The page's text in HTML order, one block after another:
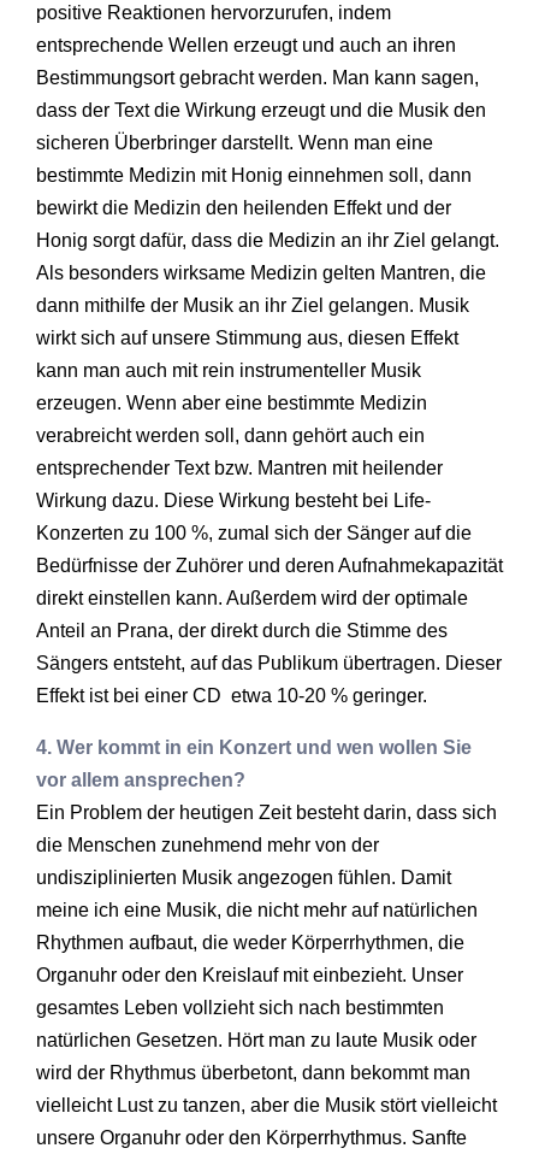
positive Reaktionen hervorzurufen, indem
entsprechende Wellen erzeugt und auch an ihren
Bestimmungsort gebracht werden. Man kann sagen,
dass der Text die Wirkung erzeugt und die Musik den
sicheren Überbringer darstellt. Wenn man eine
bestimmte Medizin mit Honig einnehmen soll, dann
bewirkt die Medizin den heilenden Effekt und der
Honig sorgt dafür, dass die Medizin an ihr Ziel gelangt.
Als besonders wirksame Medizin gelten Mantren, die
dann mithilfe der Musik an ihr Ziel gelangen. Musik
wirkt sich auf unsere Stimmung aus, diesen Effekt
kann man auch mit rein instrumenteller Musik
erzeugen. Wenn aber eine bestimmte Medizin
verabreicht werden soll, dann gehört auch ein
entsprechender Text bzw. Mantren mit heilender
Wirkung dazu. Diese Wirkung besteht bei Life-
Konzerten zu 100 %, zumal sich der Sänger auf die
Bedürfnisse der Zuhörer und deren Aufnahmekapazität
direkt einstellen kann. Außerdem wird der optimale
Anteil an Prana, der direkt durch die Stimme des
Sängers entsteht, auf das Publikum übertragen. Dieser
Effekt ist bei einer CD etwa 10-20 % geringer.
4. Wer kommt in ein Konzert und wen wollen Sie
vor allem ansprechen?
Ein Problem der heutigen Zeit besteht darin, dass sich
die Menschen zunehmend mehr von der
undisziplinierten Musik angezogen fühlen. Damit
meine ich eine Musik, die nicht mehr auf natürlichen
Rhythmen aufbaut, die weder Körperrhythmen, die
Organuhr oder den Kreislauf mit einbezieht. Unser
gesamtes Leben vollzieht sich nach bestimmten
natürlichen Gesetzen. Hört man zu laute Musik oder
wird der Rhythmus überbetont, dann bekommt man
vielleicht Lust zu tanzen, aber die Musik stört vielleicht
unsere Organuhr oder den Körperrhythmus. Sanfte